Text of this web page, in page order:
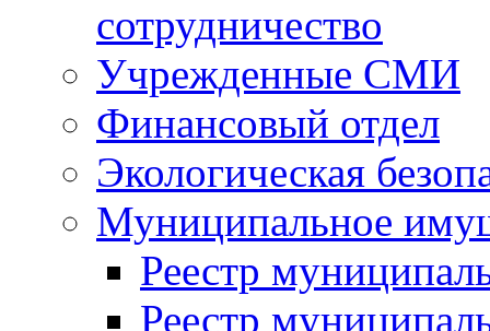
сотрудничество
Учрежденные СМИ
Финансовый отдел
Экологическая
Муниципальное
Реестр
Реестр